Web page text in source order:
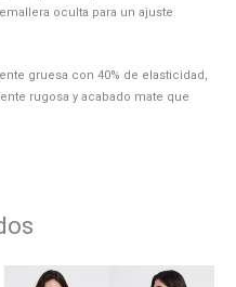
oculta para un ajuste
gruesa con 40% de elasticidad,
rugosa y acabado mate que